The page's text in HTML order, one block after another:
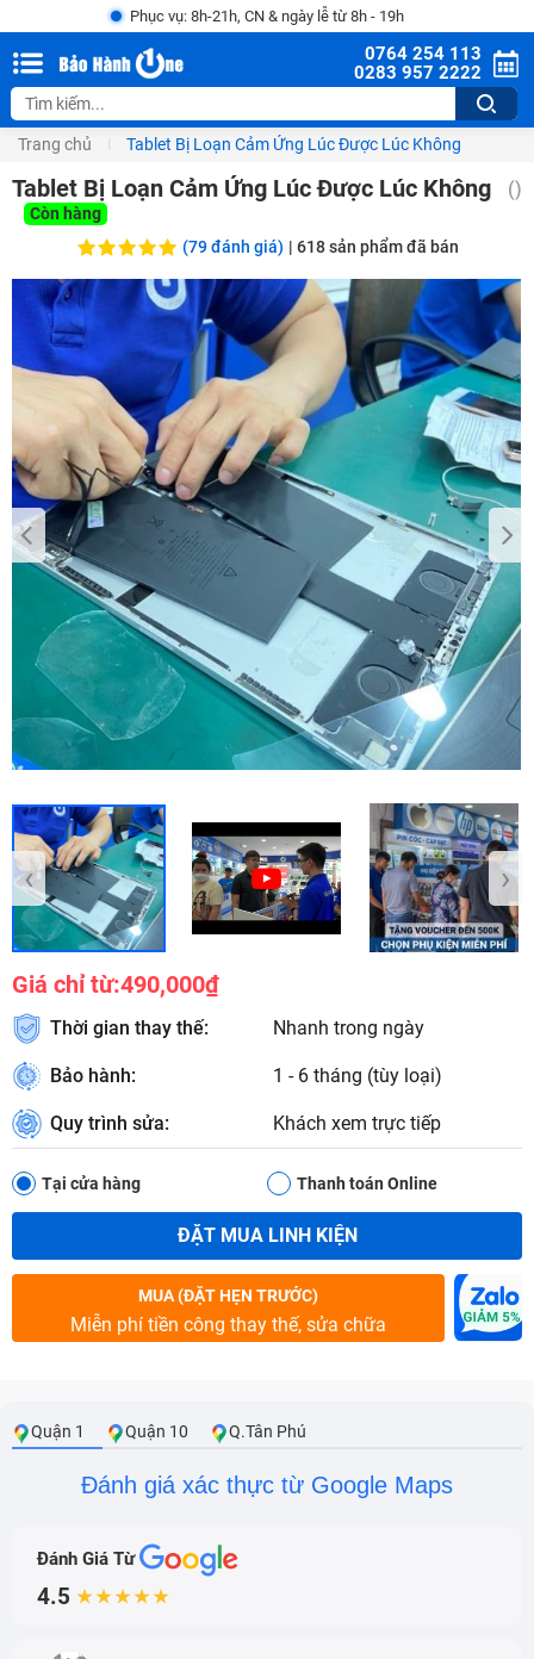
Phục vụ: 8h-21h, CN & ngày lễ từ 8h - 19h
0764 254 113
0283 957 2222
Trang chủ Tablet Bị Loạn Cảm Ứng Lúc Được Lúc Không
Tablet Bị Loạn Cảm Ứng Lúc Được Lúc Không ()
Còn hàng
(79 đánh giá) | 618sản phẩm đã bán
‹ ›
Giá chỉ từ:490,000₫
Thời gian thay thế: Nhanh trong ngày
Bảo hành: 1 - 6 tháng (tùy loại)
Quy trình sửa: Khách xem trực tiếp
Tại cửa hàng Thanh toán Online
ĐẶT MUA LINH KIỆN
MUA (ĐẶT HẸN TRƯỚC)
Miễn phí tiền công thay thế, sửa chữa
Quận 1 Quận 10 Q.Tân Phú
Đánh giá xác thực từ Google Maps
Đánh Giá Từ
4.5 ★★★★★